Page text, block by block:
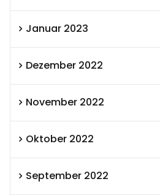
Januar 2023
Dezember 2022
November 2022
Oktober 2022
September 2022